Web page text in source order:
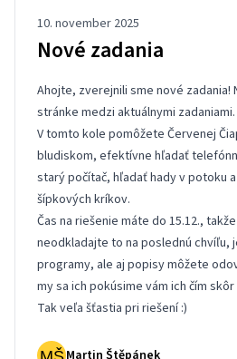
10. november 2025
Nové zadania
Ahojte, zverejnili sme nové zadania!
stránke medzi aktuálnymi zadaniami.
V tomto kole pomôžete Červenej
bludiskom, efektívne hľadať
starý počítač, hľadať hady v potoku
šípkových kríkov.
Čas na riešenie máte do 15.12.,
neodkladajte to na poslednú chvíľu,
programy, ale aj popisy môžete
my sa ich pokúsime vám ich čím
Tak veľa šťastia pri riešení :)
Martin Štěpánek